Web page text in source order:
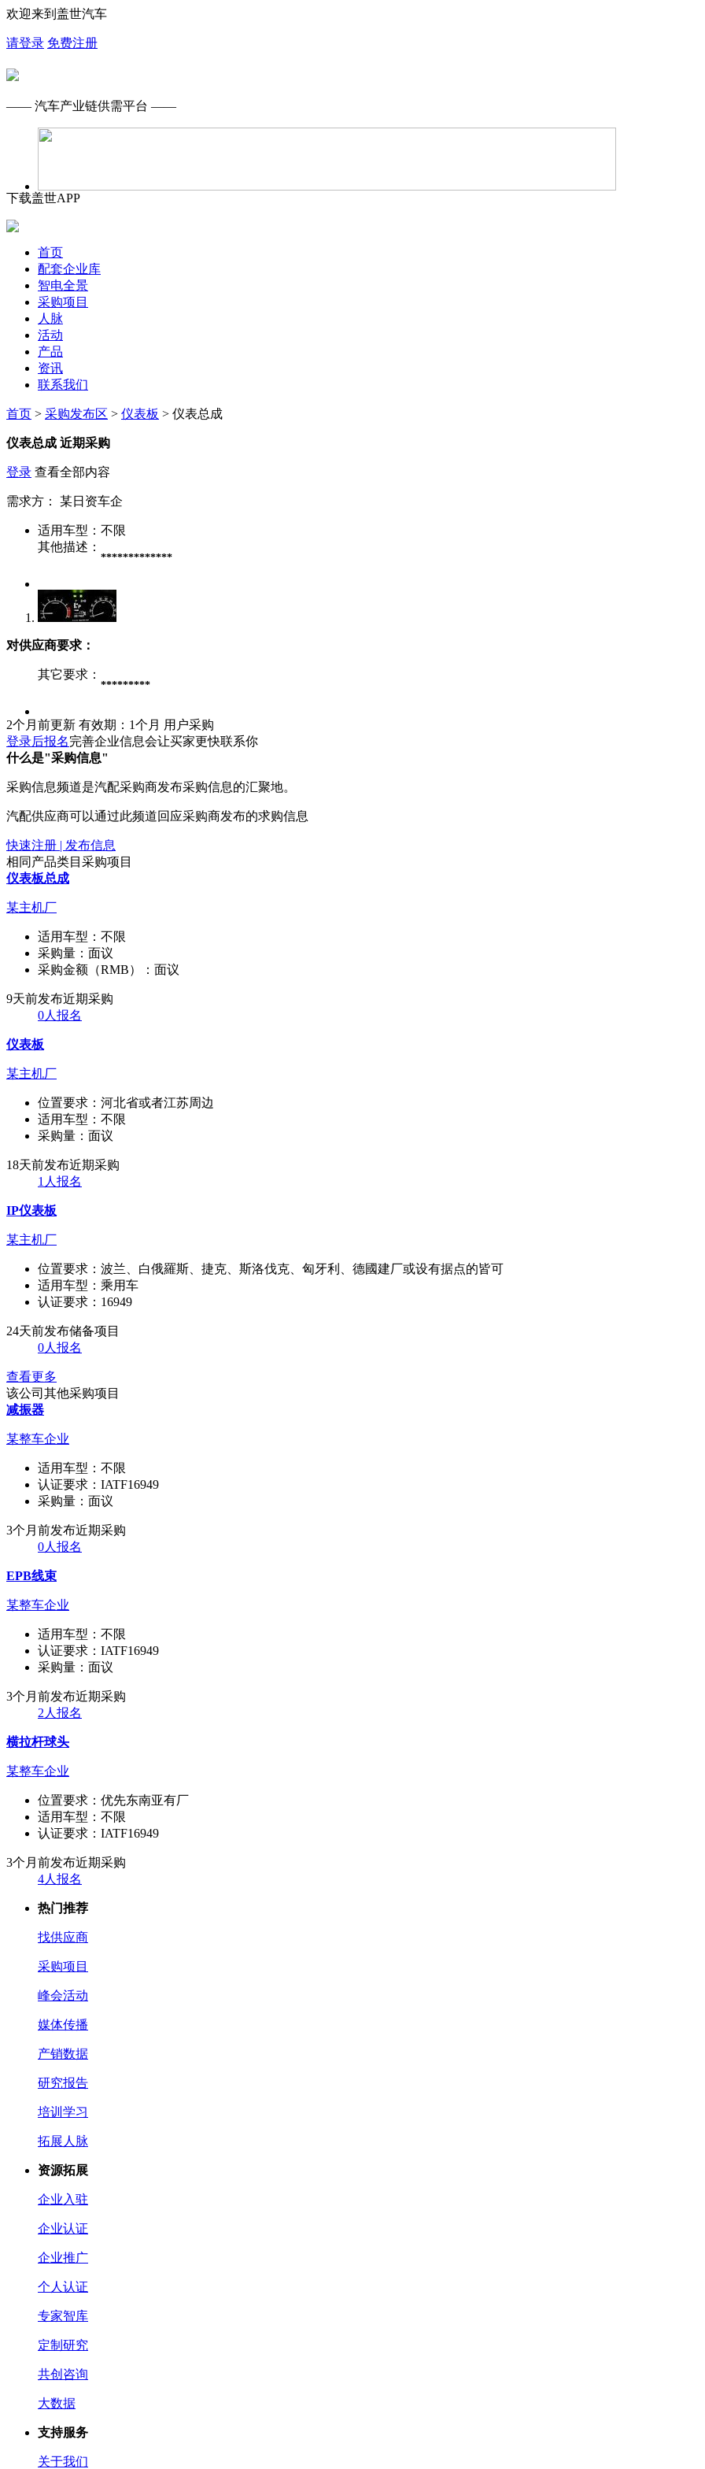
欢迎来到盖世汽车
请登录 免费注册
—— 汽车产业链供需平台 ——
下载盖世APP
首页
配套企业库
智电全景
采购项目
人脉
活动
产品
资讯
联系我们
首页 > 采购发布区 > 仪表板 > 仪表总成
仪表总成 近期采购
登录 查看全部内容
需求方： 某日资车企
适用车型： 不限
其他描述：
*************
对供应商要求：
其它要求：
*********
2个月前更新 有效期：1个月 用户采购
登录后报名完善企业信息会让买家更快联系你
什么是"采购信息"
采购信息频道是汽配采购商发布采购信息的汇聚地。
汽配供应商可以通过此频道回应采购商发布的求购信息
快速注册 | 发布信息
相同产品类目采购项目
仪表板总成
某主机厂
适用车型： 不限
采购量： 面议
采购金额（RMB）： 面议
9天前发布近期采购
0人报名
仪表板
某主机厂
位置要求： 河北省或者江苏周边
适用车型： 不限
采购量： 面议
18天前发布近期采购
1人报名
IP仪表板
某主机厂
位置要求： 波兰、白俄羅斯、捷克、斯洛伐克、匈牙利、德國建厂或设有据点的皆可
适用车型： 乘用车
认证要求： 16949
24天前发布储备项目
0人报名
查看更多
该公司其他采购项目
减振器
某整车企业
适用车型： 不限
认证要求： IATF16949
采购量： 面议
3个月前发布近期采购
0人报名
EPB线束
某整车企业
适用车型： 不限
认证要求： IATF16949
采购量： 面议
3个月前发布近期采购
2人报名
横拉杆球头
某整车企业
位置要求： 优先东南亚有厂
适用车型： 不限
认证要求： IATF16949
3个月前发布近期采购
4人报名
热门推荐
找供应商
采购项目
峰会活动
媒体传播
产销数据
研究报告
培训学习
拓展人脉
资源拓展
企业入驻
企业认证
企业推广
个人认证
专家智库
定制研究
共创咨询
大数据
支持服务
关于我们